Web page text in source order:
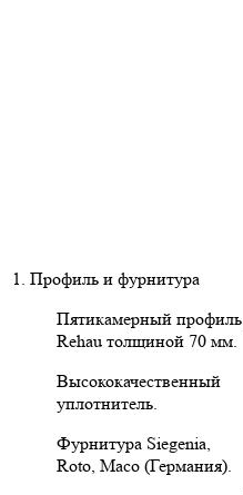
1. Профиль и фурнитура
Пятикамерный профиль
Rehau толщиной 70 мм.
Высококачественный
уплотнитель.
Фурнитура Siegenia,
Roto, Maco (Германия).